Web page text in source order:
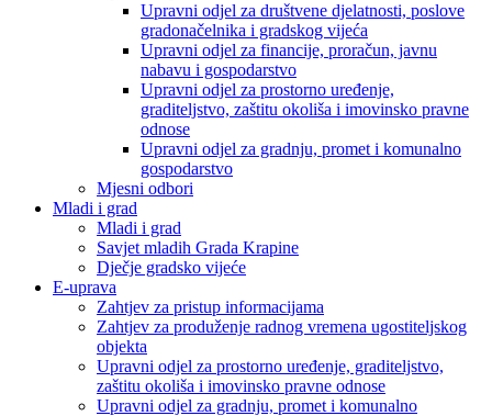
Upravni odjel za društvene djelatnosti, poslove
gradonačelnika i gradskog vijeća
Upravni odjel za financije, proračun, javnu
nabavu i gospodarstvo
Upravni odjel za prostorno uređenje,
graditeljstvo, zaštitu okoliša i imovinsko pravne
odnose
Upravni odjel za gradnju, promet i komunalno
gospodarstvo
Mjesni odbori
Mladi i grad
Mladi i grad
Savjet mladih Grada Krapine
Dječje gradsko vijeće
E-uprava
Zahtjev za pristup informacijama
Zahtjev za produženje radnog vremena ugostiteljskog
objekta
Upravni odjel za prostorno uređenje, graditeljstvo,
zaštitu okoliša i imovinsko pravne odnose
Upravni odjel za gradnju, promet i komunalno